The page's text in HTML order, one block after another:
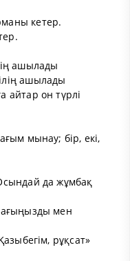
кетер.
ашылады
ашылады
айтар он түрлі
мынау; бір, екі,
да жұмбақ
мен
рұқсат»